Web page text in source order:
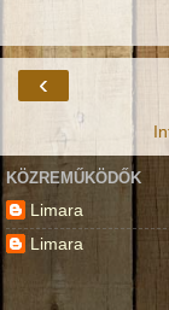
‹
KÖZREMŰKÖDŐK
Limara
Limara